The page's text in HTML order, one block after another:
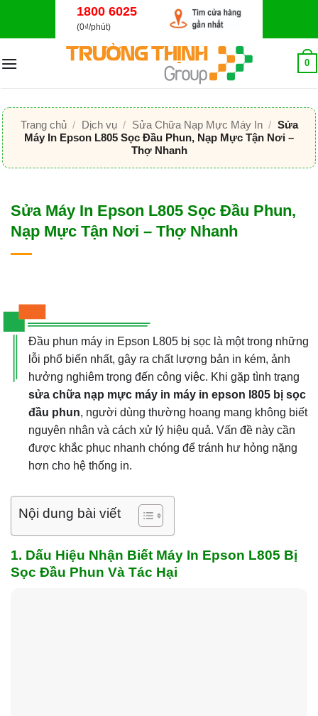
dung
1800 6025
(0₫/phút)
0
Trang chủ / Dịch vụ / Sửa Chữa Nạp Mực Máy In / Sửa
Máy In Epson L805 Sọc Đầu Phun, Nạp Mực Tận Nơi –
Thợ Nhanh
Sửa Máy In Epson L805 Sọc Đầu Phun,
Nạp Mực Tận Nơi – Thợ Nhanh
Đầu phun máy in Epson L805 bị sọc là một trong những
lỗi phổ biến nhất, gây ra chất lượng bản in kém, ảnh
hưởng nghiêm trọng đến công việc. Khi gặp tình trạng
sửa chữa nạp mực máy in máy in epson l805 bị sọc
đầu phun, người dùng thường hoang mang không biết
nguyên nhân và cách xử lý hiệu quả. Vấn đề này cần
được khắc phục nhanh chóng để tránh hư hỏng nặng
hơn cho hệ thống in.
Nội dung bài viết
1. Dấu Hiệu Nhận Biết Máy In Epson L805 Bị
Sọc Đầu Phun Và Tác Hại